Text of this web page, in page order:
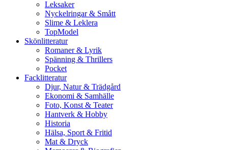
Leksaker
Nyckelringar & Smått
Slime & Leklera
TopModel
Skönlitteratur
Romaner & Lyrik
Spänning & Thrillers
Pocket
Facklitteratur
Djur, Natur & Trädgård
Ekonomi & Samhälle
Foto, Konst & Teater
Hantverk & Hobby
Historia
Hälsa, Sport & Fritid
Mat & Dryck